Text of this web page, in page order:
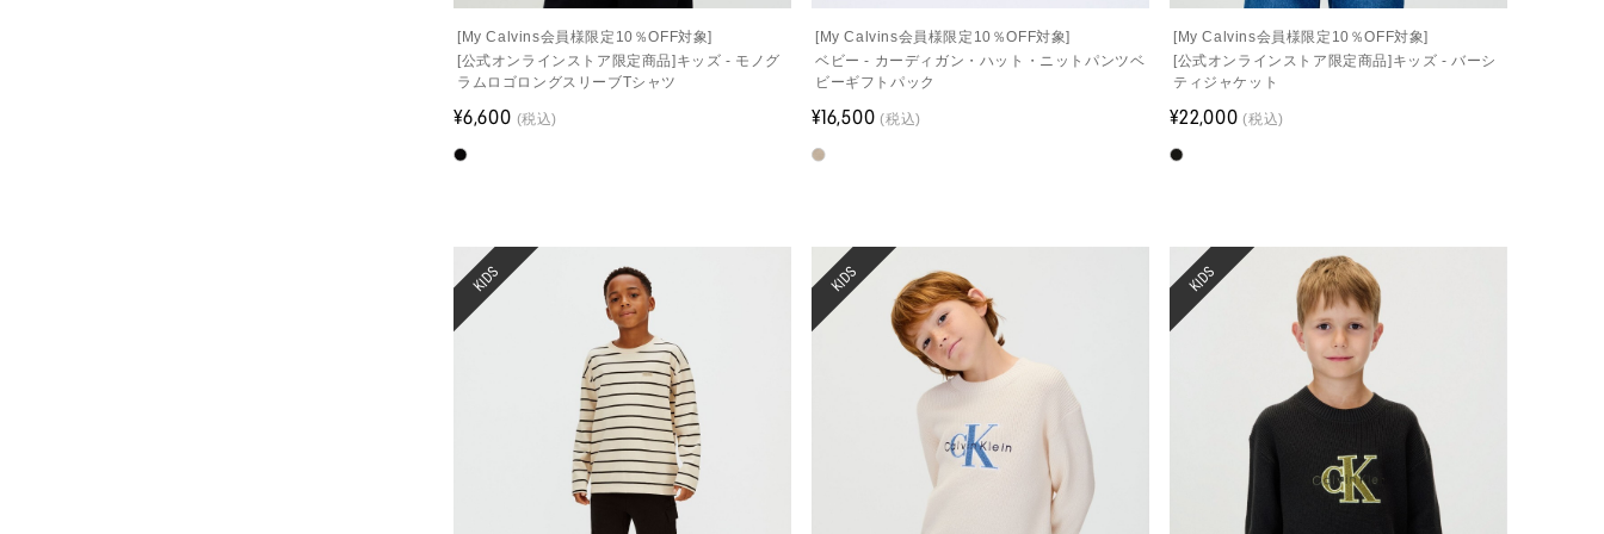
[My Calvins会員様限定10％OFF対象]
[公式オンラインストア限定商品]キッズ - モノグ
ラムロゴロングスリーブTシャツ
¥6,600 (税込)
[My Calvins会員様限定10％OFF対象]
ベビー - カーディガン・ハット・ニットパンツベ
ビーギフトパック
¥16,500(税込)
[My Calvins会員様限定10％OFF対象]
[公式オンラインストア限定商品]キッズ - バーシ
ティジャケット
¥22,000(税込)
KIDS KIDS KIDS